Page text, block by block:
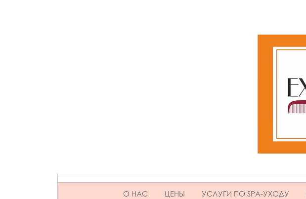
SKIP TO CONTENT
О НАС ЦЕНЫ УСЛУГИ ПО SPA-УХОДУ